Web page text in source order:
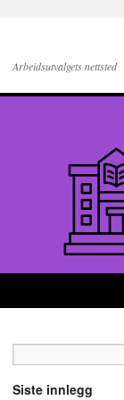
Arbeidsutvalgets nettsted
Siste innlegg